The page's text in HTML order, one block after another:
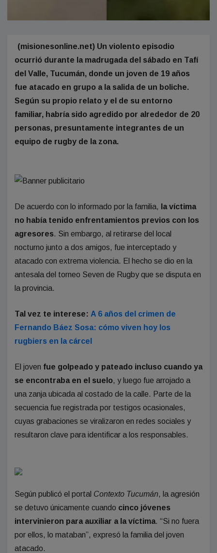
(misionesonline.net) Un violento episodio
ocurrió durante la madrugada del sábado en Tafí
del Valle, Tucumán, donde un joven de 19 años
fue atacado en grupo a la salida de un boliche.
Según su propio relato y el de su entorno
familiar, habría sido agredido por alrededor de 20
personas, presuntamente integrantes de un
equipo de rugby de la zona.
De acuerdo con lo informado por la familia,
la víctima
no había tenido enfrentamientos previos con los
agresores. Sin embargo, al retirarse del local
nocturno junto a dos amigos, fue interceptado y
atacado con extrema violencia. El hecho se dio en la
antesala del torneo Seven de Rugby que se disputa en
la provincia.
Tal vez te interese: A 6 años del crimen de
Fernando Báez Sosa: cómo viven hoy los
rugbiers en la cárcel
El joven fue golpeado y pateado incluso cuando ya
se encontraba en el suelo, y luego fue arrojado a
una zanja ubicada al costado de la calle. Parte de la
secuencia fue registrada por testigos ocasionales,
cuyas grabaciones se viralizaron en redes sociales y
resultaron clave para identificar a los responsables.
Según publicó el portal Contexto Tucumán, la agresión
se detuvo únicamente cuando cinco jóvenes
intervinieron para auxiliar a la víctima. “Si no fuera
por ellos, lo mataban”, expresó la familia del joven
atacado.